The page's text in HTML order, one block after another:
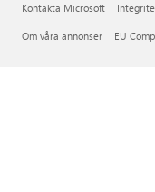
Kontakta Microsoft
Om våra annonser EU